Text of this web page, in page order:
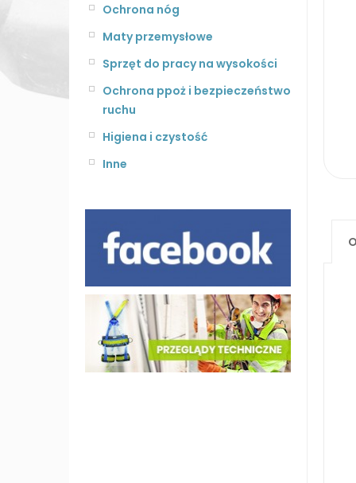
Ochrona nóg
Maty przemysłowe
Sprzęt do pracy na wysokości
Ochrona ppoż i bezpieczeństwo
ruchu
Higiena i czystość
Inne